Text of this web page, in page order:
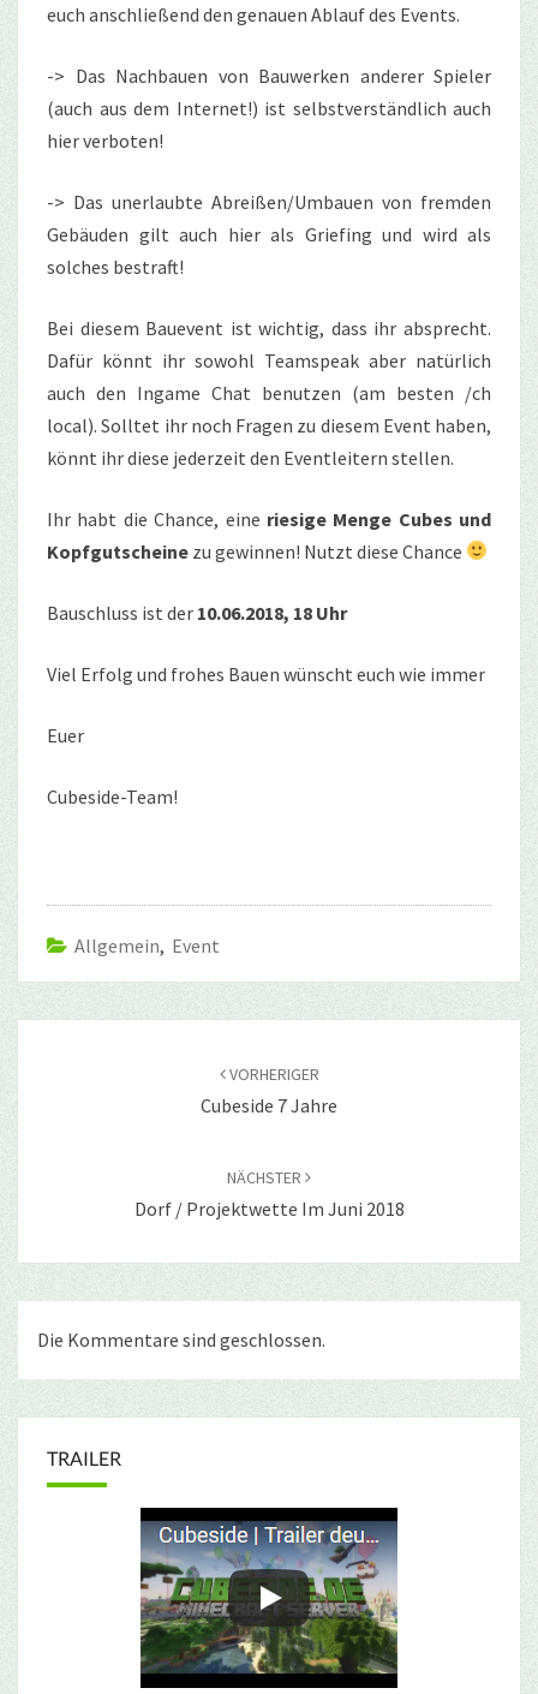
euch anschließend den genauen Ablauf des Events.
-> Das Nachbauen von Bauwerken anderer Spieler
(auch aus dem Internet!) ist selbstverständlich auch
hier verboten!
-> Das unerlaubte Abreißen/Umbauen von fremden
Gebäuden gilt auch hier als Griefing und wird als
solches bestraft!
Bei diesem Bauevent ist wichtig, dass ihr absprecht.
Dafür könnt ihr sowohl Teamspeak aber natürlich
auch den Ingame Chat benutzen (am besten /ch
local). Solltet ihr noch Fragen zu diesem Event haben,
könnt ihr diese jederzeit den Eventleitern stellen.
Ihr habt die Chance, eine riesige Menge Cubes und
Kopfgutscheine zu gewinnen! Nutzt diese Chance
Bauschluss ist der 10.06.2018, 18 Uhr
Viel Erfolg und frohes Bauen wünscht euch wie immer
Euer
Cubeside-Team!
Allgemein, Event
VORHERIGER
Cubeside 7 Jahre
NÄCHSTER
Dorf / Projektwette Im Juni 2018
Die Kommentare sind geschlossen.
TRAILER